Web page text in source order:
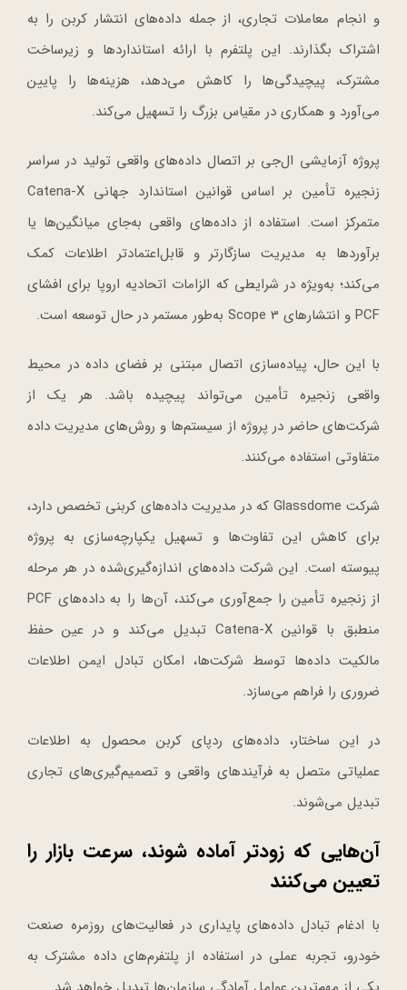
و انجام معاملات تجاری، از جمله داده‌های انتشار کربن را به
اشتراک بگذارند. این پلتفرم با ارائه استانداردها و زیرساخت
مشترک، پیچیدگی‌ها را کاهش می‌دهد، هزینه‌ها را پایین
می‌آورد و همکاری در مقیاس بزرگ را تسهیل می‌کند.
پروژه آزمایشی ال‌جی بر اتصال داده‌های واقعی تولید در سراسر
زنجیره تأمین بر اساس قوانین استاندارد جهانی Catena-X
متمرکز است. استفاده از داده‌های واقعی به‌جای میانگین‌ها یا
برآوردها به مدیریت سازگارتر و قابل‌اعتمادتر اطلاعات کمک
می‌کند؛ به‌ویژه در شرایطی که الزامات اتحادیه اروپا برای افشای
PCF و انتشارهای Scope 3 به‌طور مستمر در حال توسعه است.
با این حال، پیاده‌سازی اتصال مبتنی بر فضای داده در محیط
واقعی زنجیره تأمین می‌تواند پیچیده باشد. هر یک از
شرکت‌های حاضر در پروژه از سیستم‌ها و روش‌های مدیریت داده
متفاوتی استفاده می‌کنند.
شرکت Glassdome که در مدیریت داده‌های کربنی تخصص دارد،
برای کاهش این تفاوت‌ها و تسهیل یکپارچه‌سازی به پروژه
پیوسته است. این شرکت داده‌های اندازه‌گیری‌شده در هر مرحله
از زنجیره تأمین را جمع‌آوری می‌کند، آن‌ها را به داده‌های PCF
منطبق با قوانین Catena-X تبدیل می‌کند و در عین حفظ
مالکیت داده‌ها توسط شرکت‌ها، امکان تبادل ایمن اطلاعات
ضروری را فراهم می‌سازد.
در این ساختار، داده‌های ردپای کربن محصول به اطلاعات
عملیاتی متصل به فرآیندهای واقعی و تصمیم‌گیری‌های تجاری
تبدیل می‌شوند.
آن‌هایی که زودتر آماده شوند، سرعت بازار را
تعیین می‌کنند
با ادغام تبادل داده‌های پایداری در فعالیت‌های روزمره صنعت
خودرو، تجربه عملی در استفاده از پلتفرم‌های داده مشترک به